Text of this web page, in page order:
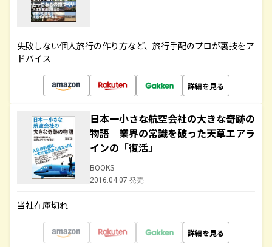
失敗しない個人旅行の作り方など、旅行手配のプロが裏技をア
ドバイス
詳細を見る
日本一小さな航空会社の大きな奇跡の
物語 業界の常識を破った天草エアラ
インの「復活」
BOOKS
2016.04.07 発売
当社在庫切れ
詳細を見る